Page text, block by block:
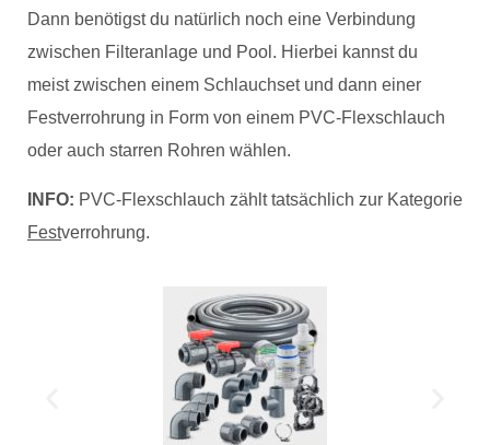
Dann benötigst du natürlich noch eine Verbindung
zwischen Filteranlage und Pool. Hierbei kannst du
meist zwischen einem Schlauchset und dann einer
Festverrohrung in Form von einem PVC-Flexschlauch
oder auch starren Rohren wählen.
INFO: PVC-Flexschlauch zählt tatsächlich zur Kategorie
Festverrohrung.